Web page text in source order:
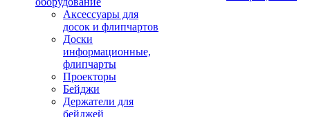
Аксессуары для
досок и флипчартов
Доски
информационные,
флипчарты
Проекторы
Бейджи
Держатели для
бейджей